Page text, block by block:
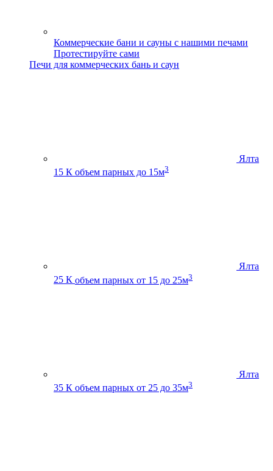
Коммерческие бани и сауны с нашими печами
Протестируйте сами
Печи для коммерческих бань и саун
Ялта
15 К объем парных до 15м3
Ялта
25 К объем парных от 15 до 25м3
Ялта
35 К объем парных от 25 до 35м3